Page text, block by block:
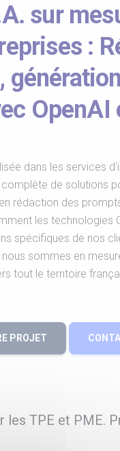
sur
:
OpenAI
dans les services
de solutions
rédaction des
les technologies
spécifiques de nos
nous sommes en
tout le territoire
PROJET
TPE et PME.